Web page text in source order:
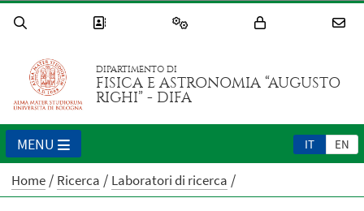
DIPARTIMENTO DI
FISICA E ASTRONOMIA “AUGUSTO
RIGHI” - DIFA
IT EN
MENU
Home Ricerca Laboratori di ricerca